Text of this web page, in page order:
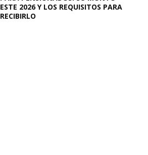
ESTE 2026 Y LOS REQUISITOS PARA
RECIBIRLO